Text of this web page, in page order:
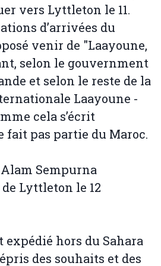
vers Lyttleton le 11.
d’arrivées du
venir de "Laayoune,
selon le gouvernment
et selon le reste de la
Laayoune -
cela s’écrit
fait pas partie du Maroc.
Sempurna
Lyttleton le 12
expédié hors du Sahara
des souhaits et des